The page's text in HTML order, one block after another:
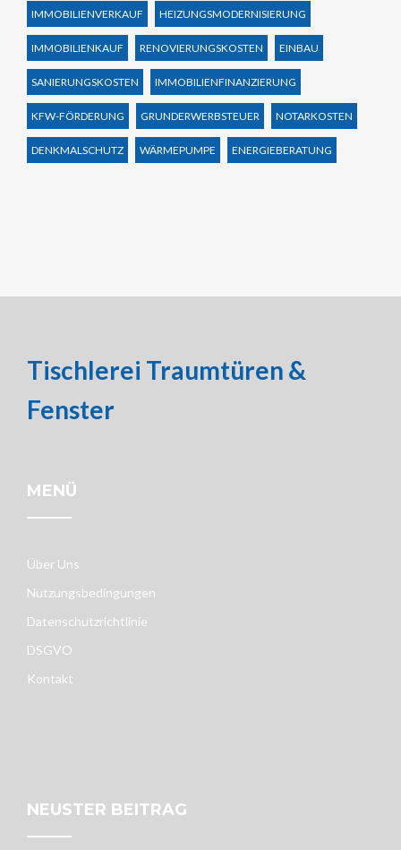
IMMOBILIENVERKAUF HEIZUNGSMODERNISIERUNG
IMMOBILIENKAUF RENOVIERUNGSKOSTEN EINBAU
SANIERUNGSKOSTEN IMMOBILIENFINANZIERUNG
KFW-FÖRDERUNG GRUNDERWERBSTEUER NOTARKOSTEN
DENKMALSCHUTZ WÄRMEPUMPE ENERGIEBERATUNG
Tischlerei Traumtüren &
Fenster
MENÜ
Über Uns
Nutzungsbedingungen
Datenschutzrichtlinie
DSGVO
Kontakt
NEUSTER BEITRAG